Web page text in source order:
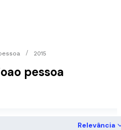
2015
pessoa
Relevância